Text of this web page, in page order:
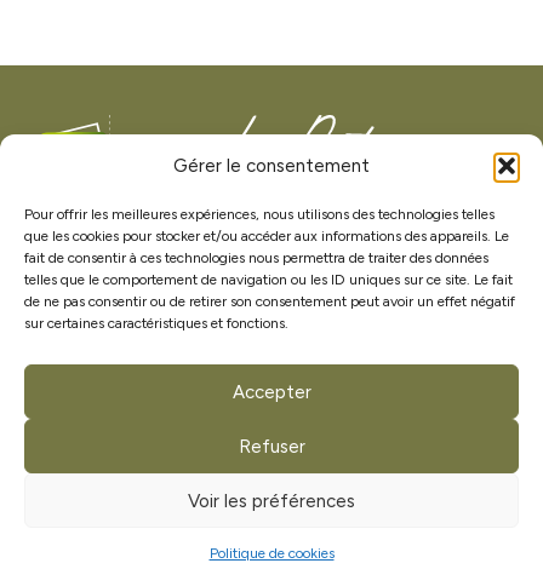
Gérer le consentement
Pour offrir les meilleures expériences, nous utilisons des technologies telles
que les cookies pour stocker et/ou accéder aux informations des appareils. Le
fait de consentir à ces technologies nous permettra de traiter des données
telles que le comportement de navigation ou les ID uniques sur ce site. Le fait
de ne pas consentir ou de retirer son consentement peut avoir un effet négatif
sur certaines caractéristiques et fonctions.
Accepter
Refuser
Voir les préférences
Politique de cookies
Menuisier agenceur à La Boissière-de-Montaigu (85), je réalise
vos projets de menuiserie intérieure et extérieure sur mesure.
J'interviens dans tout le secteur vendéen pour la pose de
cuisines, dressings et agencements bois durables.
Mes coordonnées
13 rue du Canada
85600 La Boissière-de-Montaigu